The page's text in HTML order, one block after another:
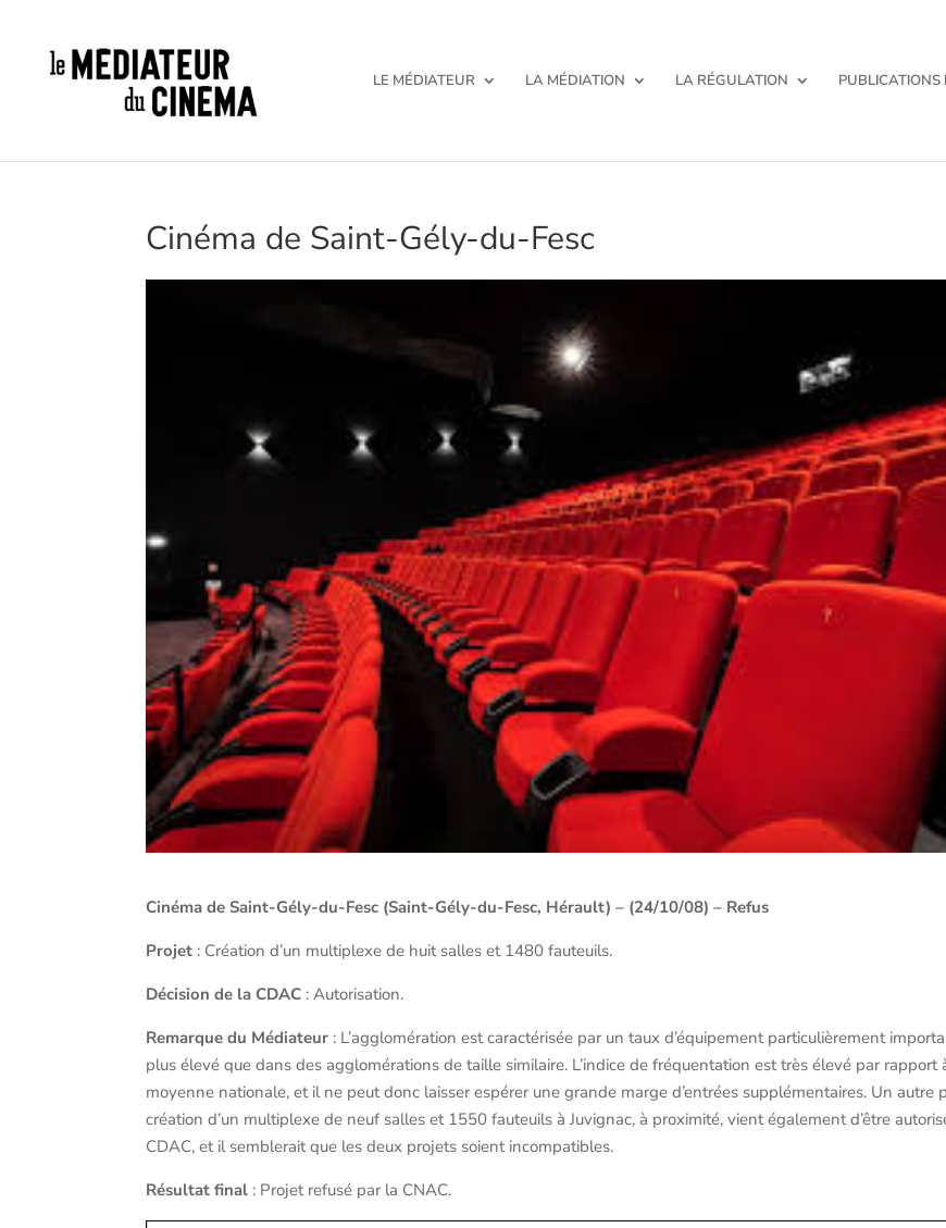
LE MÉDIATEUR LA MÉDIATION LA RÉGULATION
Cinéma de Saint-Gély-du-Fesc
Cinéma de Saint-Gély-du-Fesc (Saint-Gély-du-Fesc, Hérault) – (24/10/08) – Refus
Projet : Création d’un multiplexe de huit salles et 1480 fauteuils.
Décision de la CDAC : Autorisation.
Remarque du Médiateur : L’agglomération est caractérisée par un taux d’équipement particulièrement
plus élevé que dans des agglomérations de taille similaire. L’indice de fréquentation est très élevé par rapport
moyenne nationale, et il ne peut donc laisser espérer une grande marge d’entrées supplémentaires. Un autre
création d’un multiplexe de neuf salles et 1550 fauteuils à Juvignac, à proximité, vient également d’être
CDAC, et il semblerait que les deux projets soient incompatibles.
Résultat final : Projet refusé par la CNAC.